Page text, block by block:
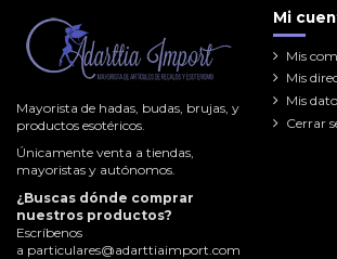
Mayorista de hadas, budas, brujas, y
productos esotéricos.
Únicamente venta a tiendas,
mayoristas y autónomos.
¿Buscas dónde comprar
nuestros productos?
Escríbenos
a particulares@adarttiaimport.com
Mi
Mis
Mis
Mis
Cerrar